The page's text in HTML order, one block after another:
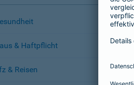
& Haftpflicht
& Reisen